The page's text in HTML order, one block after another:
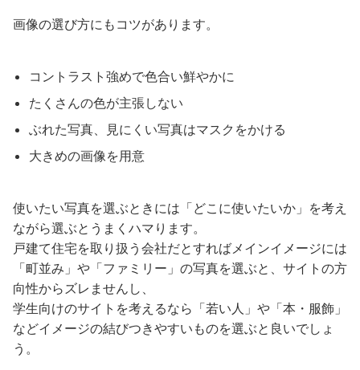
画像の選び方にもコツがあります。
コントラスト強めで色合い鮮やかに
たくさんの色が主張しない
ぶれた写真、見にくい写真はマスクをかける
大きめの画像を用意
使いたい写真を選ぶときには「どこに使いたいか」を考え
ながら選ぶとうまくハマります。
戸建て住宅を取り扱う会社だとすればメインイメージには
「町並み」や「ファミリー」の写真を選ぶと、サイトの方
向性からズレませんし、
学生向けのサイトを考えるなら「若い人」や「本・服飾」
などイメージの結びつきやすいものを選ぶと良いでしょ
う。